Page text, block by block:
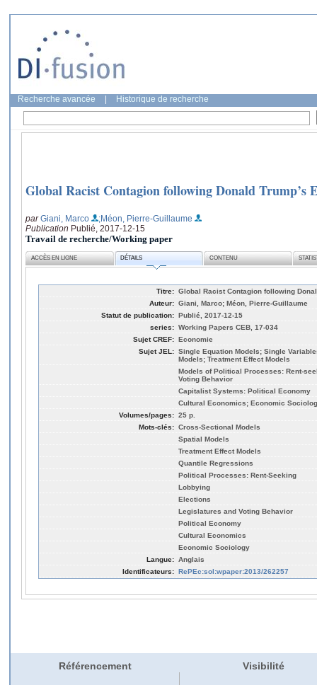
Recherche avancée Historique de recherche
Global Racist Contagion following Donald Trump’s
parGiani, Marco
;Méon, Pierre-Guillaume
Publication Publié, 2017-12-15
Travail de recherche/Working paper
ACCÈS EN LIGNE DÉTAILS CONTENU
Titre: Global Racist Contagion following
Auteur: Giani, Marco; Méon, Pierre-Guillaume
Statut de publication: Publié, 2017-12-15
series: Working Papers CEB, 17-034
Sujet CREF: Economie
Sujet JEL: Single Equation Models; Single
Models; Treatment Effect Models
Models of Political Processes: Rent-
Voting Behavior
Capitalist Systems: Political Economy
Cultural Economics; Economic
Volumes/pages: 25 p.
Mots-clés: Cross-Sectional Models
Spatial Models
Treatment Effect Models
Quantile Regressions
Political Processes: Rent-Seeking
Lobbying
Elections
Legislatures and Voting Behavior
Political Economy
Cultural Economics
Economic Sociology
Langue: Anglais
Identificateurs: RePEc:sol:wpaper:2013/262257
Référencement Visibilité